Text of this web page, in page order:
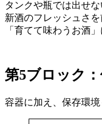
タンクや瓶では出せな
新酒のフレッシュさを
「育てて味わうお酒
第5ブロック
容器に加え、保存環境